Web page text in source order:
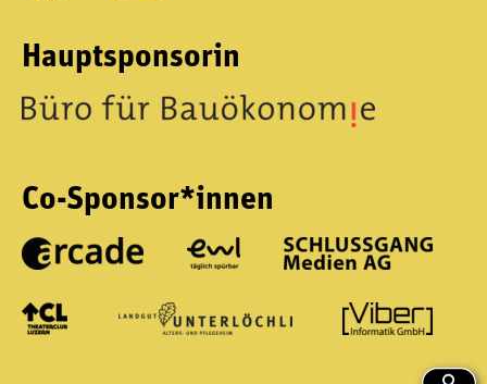
Hauptsponsorin
Co-Sponsor*innen